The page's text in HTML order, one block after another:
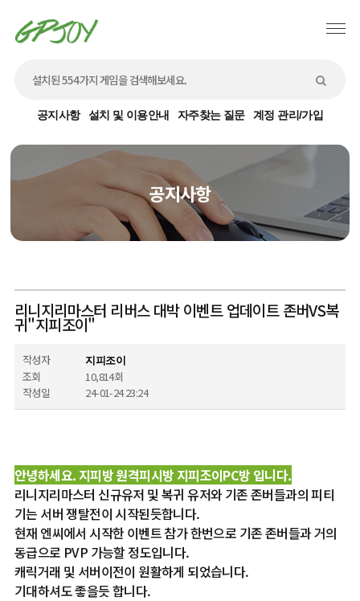
공지사항 설치 및 이용안내 자주찾는 질문 계정 관리/가입
공지사항
리니지리마스터 리버스 대박 이벤트 업데이트 존버VS복
귀"지피조이"
작성자 지피조이
조회
10,814회
작성일
24-01-24 23:24
안녕하세요. 지피방 원격피시방 지피조이PC방 입니다.
리니지리마스터 신규유저 및 복귀 유저와 기존 존버들과의 피티
기는 서버 쟁탈전이 시작된듯합니다.
현재 엔씨에서 시작한 이벤트 참가 한번으로 기존 존버들과 거의
동급으로 PVP 가능할 정도입니다.
캐릭거래 및 서버이전이 원활하게 되었습니다.
기대하셔도 좋을듯 합니다.